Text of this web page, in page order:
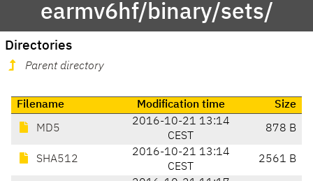
earmv6hf/binary/sets/
Directories
Parent directory
Filename Modification time Size
MD5
2016-10-21 13:14
CEST
878 B
SHA512
2016-10-21 13:14
CEST
2561 B